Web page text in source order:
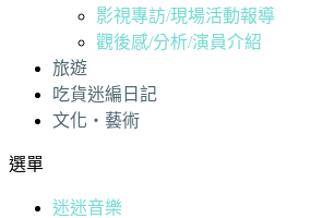
影視專訪/現場活動報導
觀後感/分析/演員介紹
旅遊
吃貨迷編日記
文化・藝術
選單
迷迷音樂